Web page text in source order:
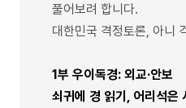
풀어보려 합니다.
대한민국 격정토론, 아니
1부 우이독경: 외교·안보
쇠귀에 경 읽기, 어리석은